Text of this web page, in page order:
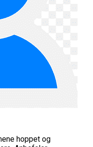
hoppet og